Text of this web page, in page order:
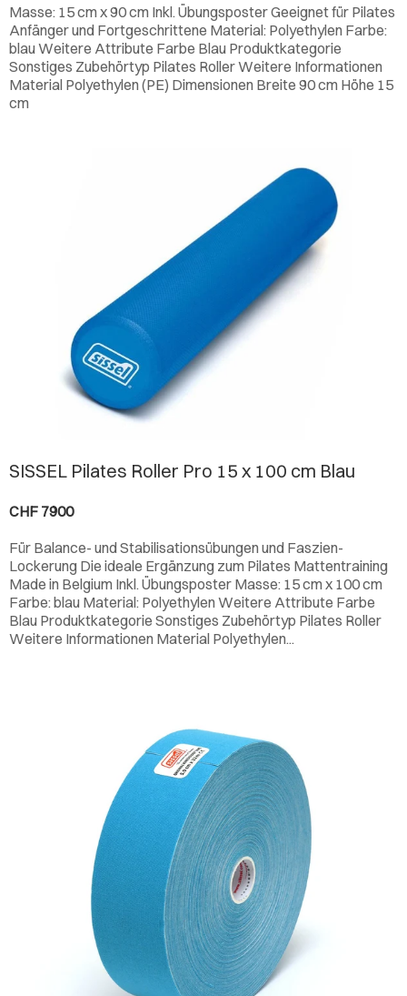
Masse: 15 cm x 90 cm Inkl. Übungsposter Geeignet für Pilates
Anfänger und Fortgeschrittene Material: Polyethylen Farbe:
blau Weitere Attribute Farbe Blau Produktkategorie
Sonstiges Zubehörtyp Pilates Roller Weitere Informationen
Material Polyethylen (PE) Dimensionen Breite 90 cm Höhe 15
cm
SISSEL Pilates Roller Pro 15 x 100 cm Blau
CHF 7900
Für Balance- und Stabilisationsübungen und Faszien-
Lockerung Die ideale Ergänzung zum Pilates Mattentraining
Made in Belgium Inkl. Übungsposter Masse: 15 cm x 100 cm
Farbe: blau Material: Polyethylen Weitere Attribute Farbe
Blau Produktkategorie Sonstiges Zubehörtyp Pilates Roller
Weitere Informationen Material Polyethylen...